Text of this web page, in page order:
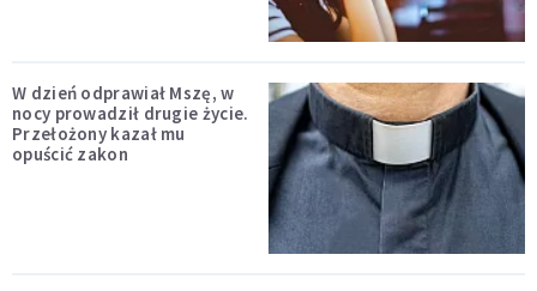
W dzień odprawiał Mszę, w
nocy prowadził drugie życie.
Przełożony kazał mu
opuścić zakon